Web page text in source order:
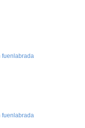
fuenlabrada
fuenlabrada